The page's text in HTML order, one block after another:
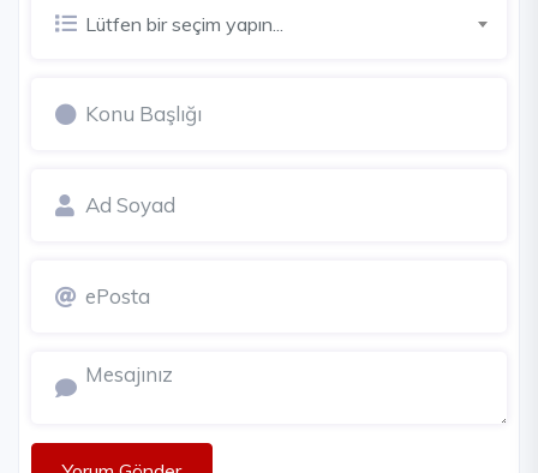
Lütfen bir seçim yapın...